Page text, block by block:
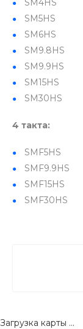
SM4HS
SM5HS
SM6HS
SM9.8HS
SM9.9HS
SM15HS
SM30HS
4 такта:
SMF5HS
SMF9.9HS
SMF15HS
SMF30HS
Загрузка карты ...